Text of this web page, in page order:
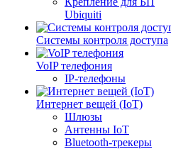
Ubiquiti
Системы контроля доступа
VoIP телефония
IP-телефоны
Интернет вещей (IoT)
Шлюзы
Антенны IoT
Bluetooth-трекеры